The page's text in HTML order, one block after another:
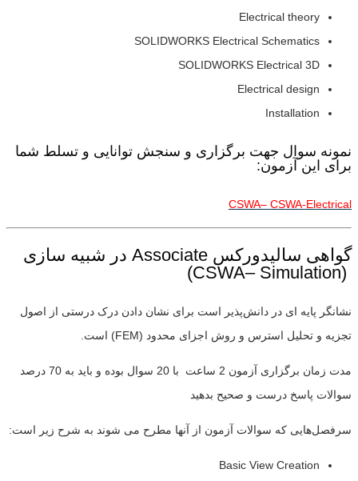
Electrical theory
SOLIDWORKS Electrical Schematics
SOLIDWORKS Electrical 3D
Electrical design
Installation
نمونه سوال جهت برگزاری و سنجش توانایی و تسلط شما
برای این آزمون:
CSWA– CSWA-Electrical
گواهی سالیدورکس Associate در شبیه سازی
(CSWA– Simulation)
نشانگر پایه ای در دانش‌پذیر است برای نشان دادن درک درستی از اصول
تجزیه و تحلیل استرس و روش اجزای محدود (FEM) است.
مدت زمان برگزاری آزمون 2 ساعت با 20 سوال بوده و باید به 70 درصد
سوالات پاسخ درست و صحیح بدهید
سرفصل‌هایی که سوالات آزمون از آنها مطرح می شوند به شرح زیر است:
Basic View Creation